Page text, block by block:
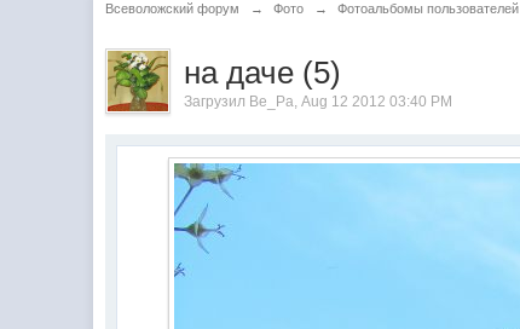
Всеволожский форум → Фото → Фотоальбомы пользователей
на даче (5)
Загрузил Ве_Ра, Aug 12 2012 03:40 PM